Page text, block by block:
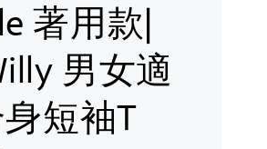
著用款|
男女適
短袖T